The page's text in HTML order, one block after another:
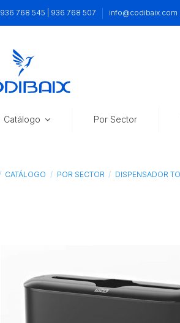
936 768 545 | 936 768 507 info@codibaix.com
Catálogo Por Sector
CATÁLOGO POR SECTOR DISPENSADOR